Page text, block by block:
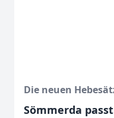
Die neuen
Sömmerda